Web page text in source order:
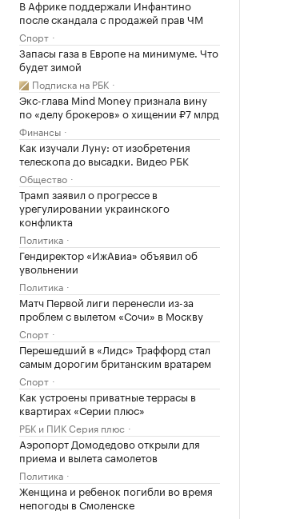
В Африке поддержали Инфантино
после скандала с продажей прав ЧМ
Спорт
Запасы газа в Европе на минимуме. Что
будет зимой
Подписка на РБК
Экс-глава Mind Money признала вину
по «делу брокеров» о хищении ₽7 млрд
Финансы
Как изучали Луну: от изобретения
телескопа до высадки. Видео РБК
Общество
Трамп заявил о прогрессе в
урегулировании украинского
конфликта
Политика
Гендиректор «ИжАвиа» объявил об
увольнении
Политика
Матч Первой лиги перенесли из-за
проблем с вылетом «Сочи» в Москву
Спорт
Перешедший в «Лидс» Траффорд стал
самым дорогим британским вратарем
Спорт
Как устроены приватные террасы в
квартирах «Серии плюс»
РБК и ПИК Серия плюс
Аэропорт Домодедово открыли для
приема и вылета самолетов
Политика
Женщина и ребенок погибли во время
непогоды в Смоленске